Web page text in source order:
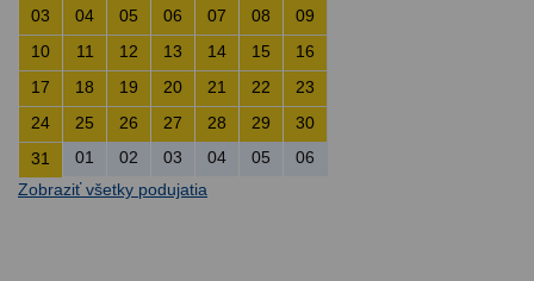
03
04 05 06 07 08
09
10
11 12 13 14 15
16
17
18 19 20 21 22
23
24
25 26 27 28 29
30
31
01 02 03 04 05
06
Zobraziť všetky podujatia